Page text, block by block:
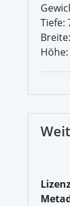
Tiefe: